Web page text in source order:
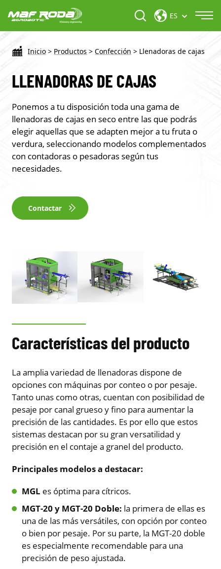
ES
Inicio > Productos > Confección > Llenadoras de cajas
LLENADORAS DE CAJAS
Ponemos a tu disposición toda una gama de
llenadoras de cajas en seco entre las que podrás
elegir aquellas que se adapten mejor a tu fruta o
verdura, seleccionando modelos complementados
con contadoras o pesadoras según tus
necesidades.
Contactar
Características del producto
La amplia variedad de llenadoras dispone de
opciones con máquinas por conteo o por pesaje.
Tanto unas como otras, cuentan con posibilidad de
pesaje por canal grueso y fino para aumentar la
precisión de las cantidades. Es por ello que estos
sistemas destacan por su gran versatilidad y
precisión en el contaje a granel del producto.
Principales modelos a destacar:
MGL es óptima para cítricos.
MGT-20 y MGT-20 Doble: la primera de ellas es
una de las más versátiles, con opción por conteo
o bien por pesaje. Por su parte, la MGT-20 doble
es especialmente recomendable para una
precisión de peso ajustada.